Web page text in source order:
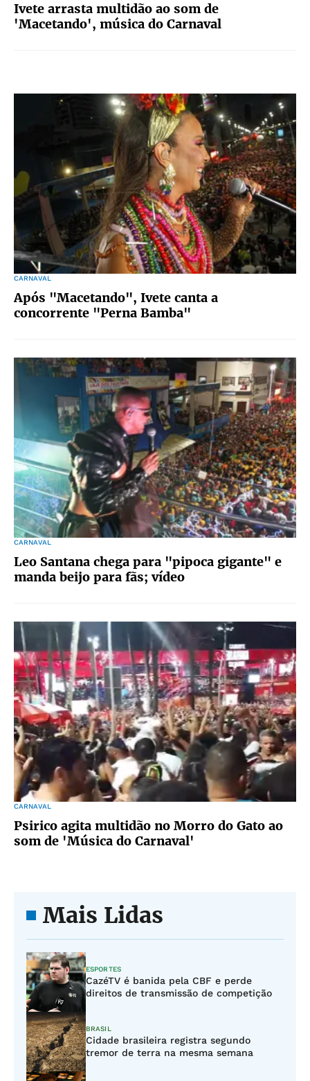
Ivete arrasta multidão ao som de
'Macetando', música do Carnaval
CARNAVAL
Após "Macetando", Ivete canta a
concorrente "Perna Bamba"
CARNAVAL
Leo Santana chega para "pipoca gigante" e
manda beijo para fãs; vídeo
CARNAVAL
Psirico agita multidão no Morro do Gato ao
som de 'Música do Carnaval'
Mais Lidas
ESPORTES
CazéTV é banida pela CBF e perde
direitos de transmissão de competição
BRASIL
Cidade brasileira registra segundo
tremor de terra na mesma semana